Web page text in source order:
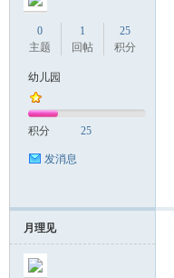
0
主题
1
回帖
25
积分
幼儿园
积分 25
发消息
月理见